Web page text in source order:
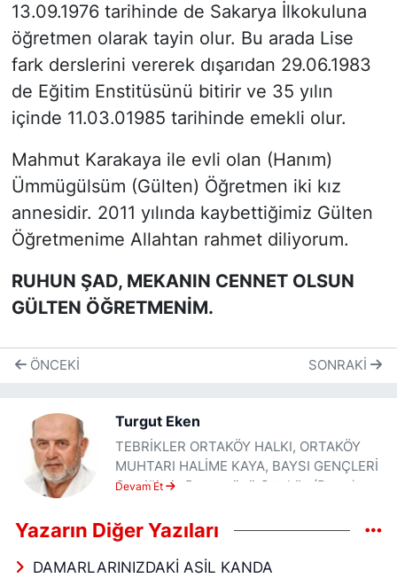
13.09.1976 tarihinde de Sakarya İlkokuluna
öğretmen olarak tayin olur. Bu arada Lise
fark derslerini vererek dışarıdan 29.06.1983
de Eğitim Enstitüsünü bitirir ve 35 yılın
içinde 11.03.01985 tarihinde emekli olur.
Mahmut Karakaya ile evli olan (Hanım)
Ümmügülsüm (Gülten) Öğretmen iki kız
annesidir. 2011 yılında kaybettiğimiz Gülten
Öğretmenime Allahtan rahmet diliyorum.
RUHUN ŞAD, MEKANIN CENNET OLSUN
GÜLTEN ÖĞRETMENİM.
ÖNCEKI SONRAKI
Turgut Eken
TEBRİKLER ORTAKÖY HALKI, ORTAKÖY
MUHTARI HALİME KAYA, BAYSI GENÇLERİ
Geçtiğimiz Pazar günü Ortaköy (Baysı)
Günleri Etkinliklerine katıldım. Bu yıl
ikincisi düzenlenen etkinliğin geçen yıl
birincisine katılamadım. Bu yılda birinci
Devam Et
Yazarın Diğer Yazıları
DAMARLARINIZDAKİ ASİL KANDA